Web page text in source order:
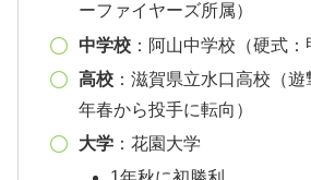
ーファイヤーズ所属）
中学校：阿山中学校（硬式：
高校：滋賀県立水口高校（
年春から投手に転向）
大学：花園大学